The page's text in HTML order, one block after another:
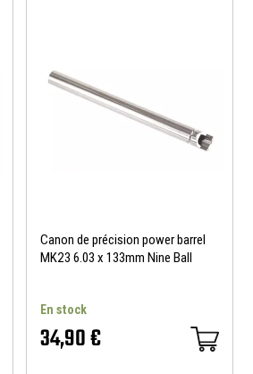
Canon de précision power barrel
MK23 6.03 x 133mm Nine Ball
En stock
34,90 €